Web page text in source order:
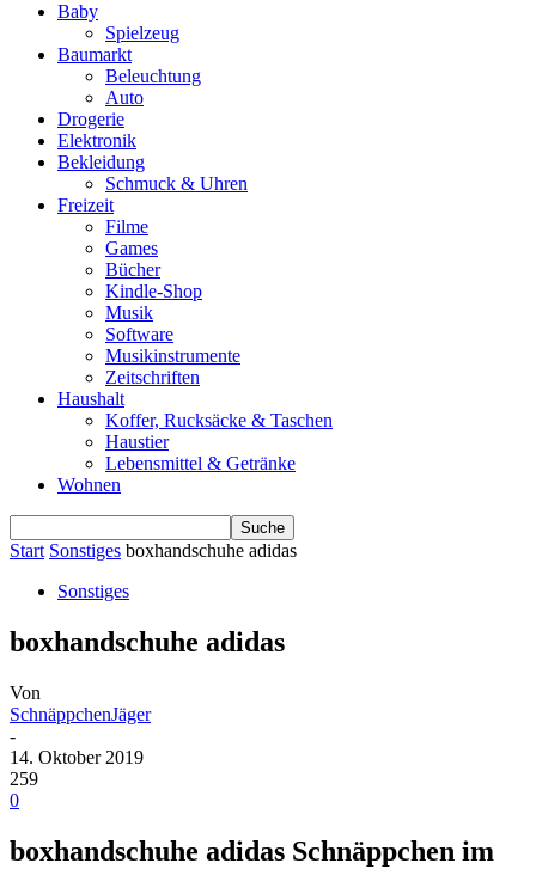
Baby
Spielzeug
Baumarkt
Beleuchtung
Auto
Drogerie
Elektronik
Bekleidung
Schmuck & Uhren
Freizeit
Filme
Games
Bücher
Kindle-Shop
Musik
Software
Musikinstrumente
Zeitschriften
Haushalt
Koffer, Rucksäcke & Taschen
Haustier
Lebensmittel & Getränke
Wohnen
Start Sonstiges boxhandschuhe adidas
Sonstiges
boxhandschuhe adidas
Von
SchnäppchenJäger
-
14. Oktober 2019
259
0
boxhandschuhe adidas Schnäppchen im